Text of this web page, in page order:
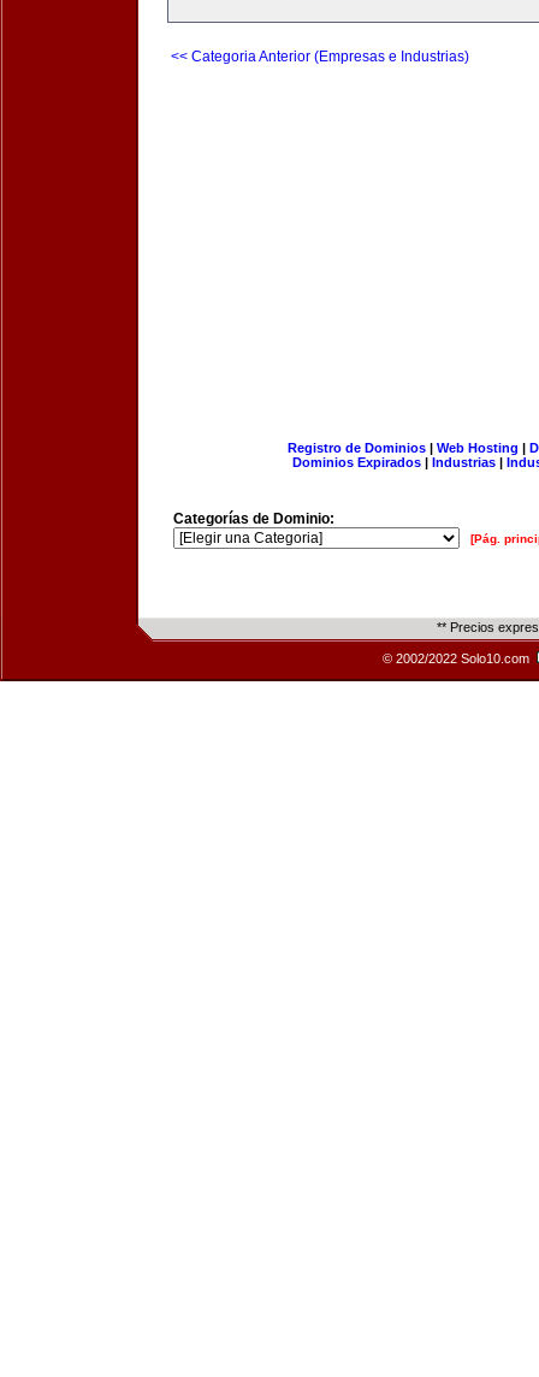
<< Categoria Anterior (Empresas e Industrias)
Registro de Dominios| Web Hosting |
Dominios Expirados | Industrias |
Categorías de Dominio:
[Pág.
** Precios
© 2002/2022 Solo10.com